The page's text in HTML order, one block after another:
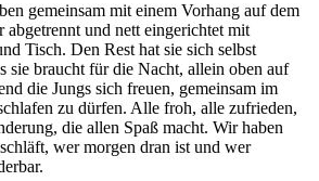
gemeinsam mit einem Vorhang auf dem
und nett eingerichtet mit
Tisch. Den Rest hat sie sich selbst
sie braucht für die Nacht, allein oben auf
die Jungs sich freuen, gemeinsam im
zu dürfen. Alle froh, alle zufrieden,
die allen Spaß macht. Wir haben
wer morgen dran ist und wer